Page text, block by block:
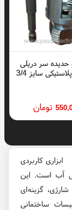
حدیده سر دریلی
سایز 3/4
تومان
قلاویز و حدیده سر دریلی لوله آب سایز 1/2 ابزاری کاربردی
آب است. این
گزینه‌ای
ساختمانی